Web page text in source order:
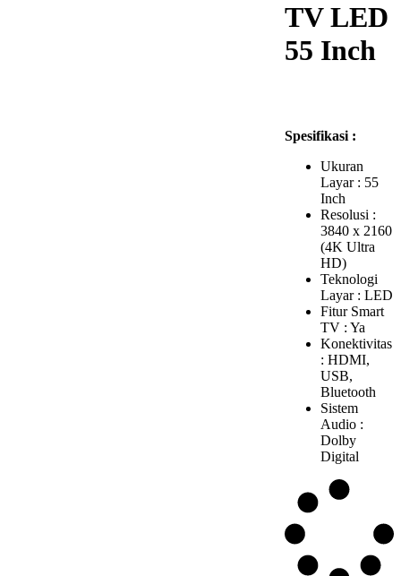
TV LED
55 Inch
Spesifikasi :
Ukuran
Layar : 55
Inch
Resolusi :
3840 x 2160
(4K Ultra
HD)
Teknologi
Layar : LED
Fitur Smart
TV : Ya
Konektivitas
: HDMI,
USB,
Bluetooth
Sistem
Audio :
Dolby
Digital